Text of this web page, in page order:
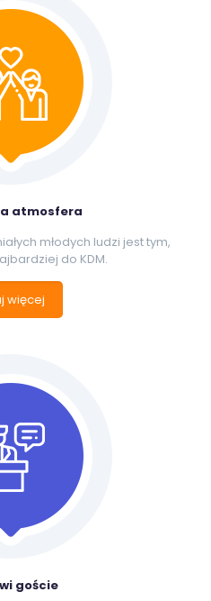
atmosfera
młodych ludzi jest tym,
do KDM.
więcej
goście